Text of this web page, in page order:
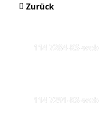
Zurück
114 7284-KS-web
114 7291-KS-web